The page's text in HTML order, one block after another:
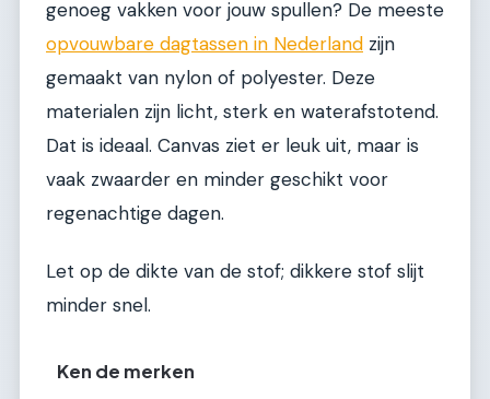
genoeg vakken voor jouw spullen? De meeste
opvouwbare dagtassen in Nederland zijn
gemaakt van nylon of polyester. Deze
materialen zijn licht, sterk en waterafstotend.
Dat is ideaal. Canvas ziet er leuk uit, maar is
vaak zwaarder en minder geschikt voor
regenachtige dagen.
Let op de dikte van de stof; dikkere stof slijt
minder snel.
Ken de merken